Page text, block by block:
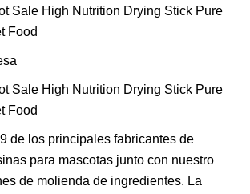
de los principales fabricantes de
para mascotas junto con nuestro
de molienda de ingredientes. La